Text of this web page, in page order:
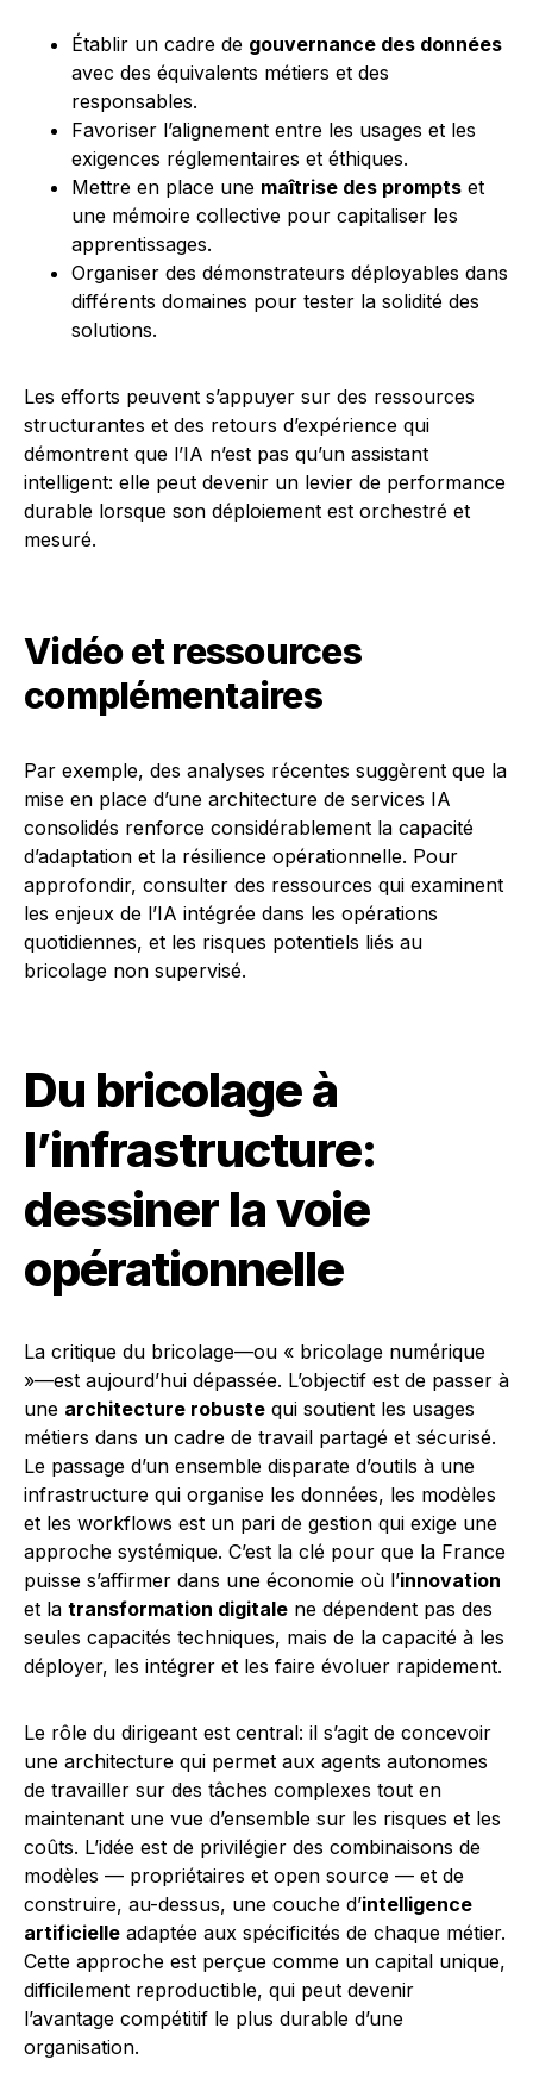
Établir un cadre de gouvernance des données
avec des équivalents métiers et des
responsables.
Favoriser l’alignement entre les usages et les
exigences réglementaires et éthiques.
Mettre en place une maîtrise des prompts et
une mémoire collective pour capitaliser les
apprentissages.
Organiser des démonstrateurs déployables dans
différents domaines pour tester la solidité des
solutions.
Les efforts peuvent s’appuyer sur des ressources
structurantes et des retours d’expérience qui
démontrent que l’IA n’est pas qu’un assistant
intelligent: elle peut devenir un levier de performance
durable lorsque son déploiement est orchestré et
mesuré.
Vidéo et ressources
complémentaires
Par exemple, des analyses récentes suggèrent que la
mise en place d’une architecture de services IA
consolidés renforce considérablement la capacité
d’adaptation et la résilience opérationnelle. Pour
approfondir, consulter des ressources qui examinent
les enjeux de l’IA intégrée dans les opérations
quotidiennes, et les risques potentiels liés au
bricolage non supervisé.
Du bricolage à
l’infrastructure:
dessiner la voie
opérationnelle
La critique du bricolage—ou « bricolage numérique
»—est aujourd’hui dépassée. L’objectif est de passer à
une architecture robuste qui soutient les usages
métiers dans un cadre de travail partagé et sécurisé.
Le passage d’un ensemble disparate d’outils à une
infrastructure qui organise les données, les modèles
et les workflows est un pari de gestion qui exige une
approche systémique. C’est la clé pour que la France
puisse s’affirmer dans une économie où l’innovation
et la transformation digitale ne dépendent pas des
seules capacités techniques, mais de la capacité à les
déployer, les intégrer et les faire évoluer rapidement.
Le rôle du dirigeant est central: il s’agit de concevoir
une architecture qui permet aux agents autonomes
de travailler sur des tâches complexes tout en
maintenant une vue d’ensemble sur les risques et les
coûts. L’idée est de privilégier des combinaisons de
modèles — propriétaires et open source — et de
construire, au-dessus, une couche d’intelligence
artificielle adaptée aux spécificités de chaque métier.
Cette approche est perçue comme un capital unique,
difficilement reproductible, qui peut devenir
l’avantage compétitif le plus durable d’une
organisation.